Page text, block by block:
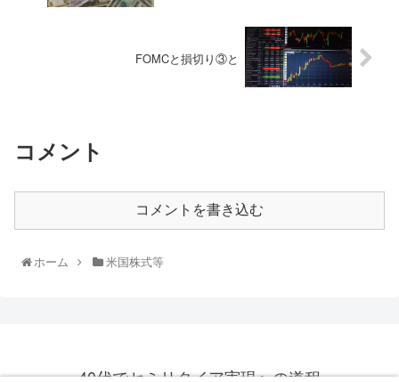
FOMCと損切り③と
コメント
コメントを書き込む
ホーム 米国株式等
40代でセミリタイア実現への道程